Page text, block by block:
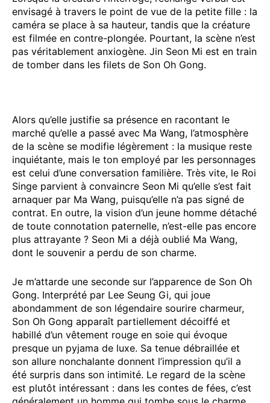
envisagé à travers le point de vue de la petite fille : la
caméra se place à sa hauteur, tandis que la créature
est filmée en contre-plongée. Pourtant, la scène n’est
pas véritablement anxiogène. Jin Seon Mi est en train
de tomber dans les filets de Son Oh Gong.
Alors qu’elle justifie sa présence en racontant le
marché qu’elle a passé avec Ma Wang, l’atmosphère
de la scène se modifie légèrement : la musique reste
inquiétante, mais le ton employé par les personnages
est celui d’une conversation familière. Très vite, le Roi
Singe parvient à convaincre Seon Mi qu’elle s’est fait
arnaquer par Ma Wang, puisqu’elle n’a pas signé de
contrat. En outre, la vision d’un jeune homme détaché
de toute connotation paternelle, n’est-elle pas encore
plus attrayante ? Seon Mi a déjà oublié Ma Wang,
dont le souvenir a perdu de son charme.
Je m’attarde une seconde sur l’apparence de Son Oh
Gong. Interprété par Lee Seung Gi, qui joue
abondamment de son légendaire sourire charmeur,
Son Oh Gong apparaît partiellement décoiffé et
habillé d’un vêtement rouge en soie qui évoque
presque un pyjama de luxe. Sa tenue débraillée et
son allure nonchalante donnent l’impression qu’il a
été surpris dans son intimité. Le regard de la scène
est plutôt intéressant : dans les contes de fées, c’est